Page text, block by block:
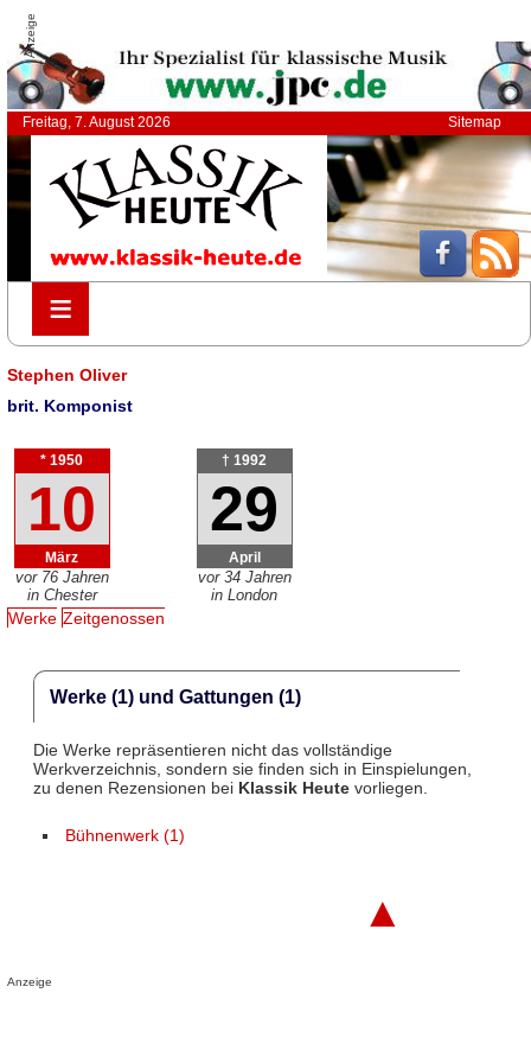
Anzeige
Freitag, 7. August 2026 Sitemap
≡
≡
Stephen Oliver
brit. Komponist
* 1950
10
März
vor 76 Jahren
in Chester
† 1992
29
April
vor 34 Jahren
in London
Werke Zeitgenossen
Werke (1) und Gattungen (1)
Die Werke repräsentieren nicht das vollständige
Werkverzeichnis, sondern sie finden sich in Einspielungen,
zu denen Rezensionen bei Klassik Heutevorliegen.
Bühnenwerk (1)
▲
Anzeige